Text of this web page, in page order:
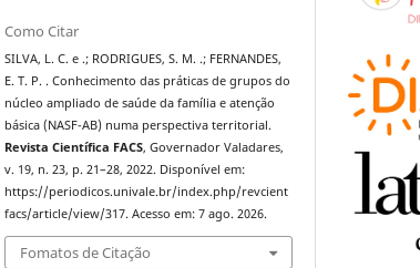
Como Citar
SILVA, L. C. e .; RODRIGUES, S. M. .; FERNANDES,
E. T. P. . Conhecimento das práticas de grupos do
núcleo ampliado de saúde da família e atenção
básica (NASF-AB) numa perspectiva territorial.
Revista Científica FACS, Governador Valadares,
v. 19, n. 23, p. 21–28, 2022. Disponível em:
https://periodicos.univale.br/index.php/revcient
facs/article/view/317. Acesso em: 7 ago. 2026.
Fomatos de Citação